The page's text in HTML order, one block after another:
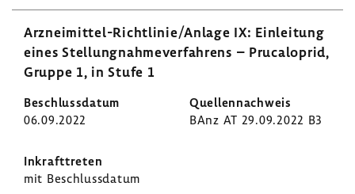
Arzneimittel-​Richtlinie/Anlage IX: Einlei­tung
eines Stel­lung­nah­me­ver­fah­rens – Pruca­lo­prid,
Gruppe 1, in Stufe 1
06.09.2022 BAnz AT 29.09.2022 B3
mit Beschluss­datum